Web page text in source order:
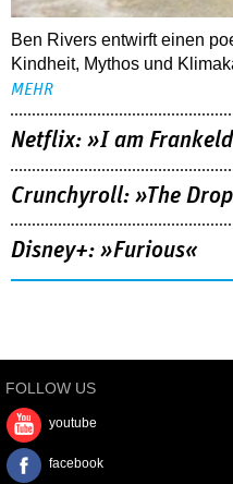
Ben Rivers entwirft einen
Kindheit, Mythos und
MEHR
Netflix: »I am
Crunchyroll: »The
Disney+: »Furious«
FOLLOW US
youtube
facebook